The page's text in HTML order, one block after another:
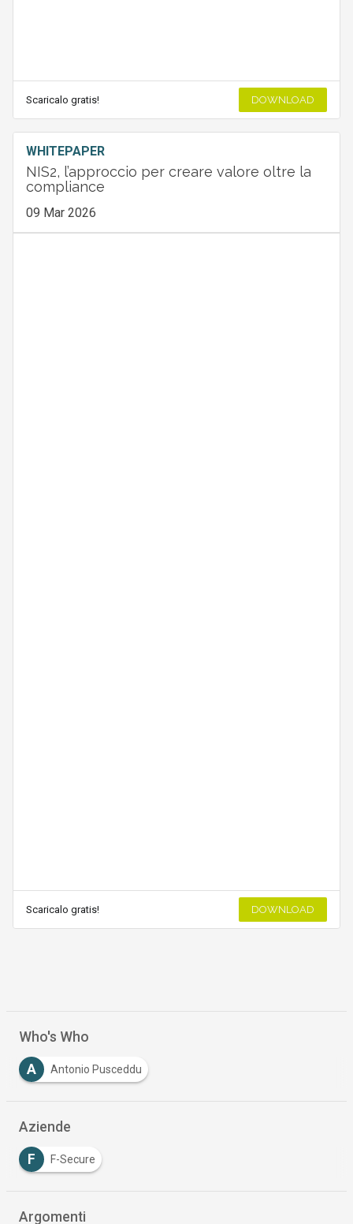
Scaricalo gratis! DOWNLOAD
WHITEPAPER
NIS2, l’approccio per creare valore oltre la
compliance
09 Mar 2026
Scaricalo gratis! DOWNLOAD
Who's Who
A Antonio Pusceddu
Aziende
F F-Secure
Argomenti